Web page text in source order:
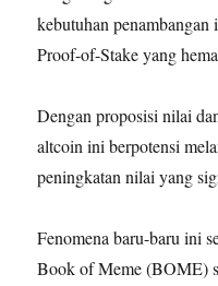
kebutuhan
Proof-of-Stake yang
Dengan proposisi nilai
altcoin ini berpotensi
peningkatan nilai yang
Fenomena baru-baru ini
Book of Meme (BOME)